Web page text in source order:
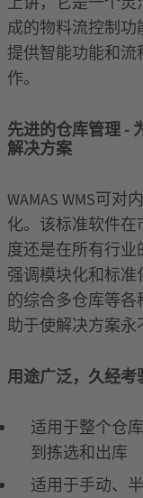
成的物料流控制
提供智能功能和
作。
先进的仓库管理 -
解决方案
WAMAS WMS可
化。该标准软件
度还是在所有行
强调模块化和标
的综合多仓库等
助于使解决方案永
用途广泛，久经考
适用于整个仓
到拣选和出库
适用于手动、